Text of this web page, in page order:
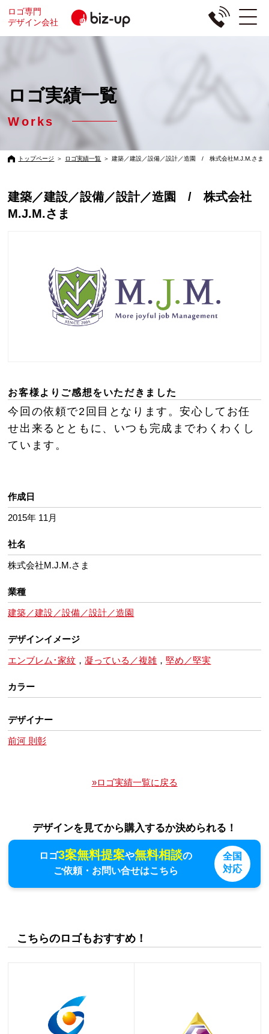
ロゴ専門
デザイン会社
ロゴ実績一覧
Works
トップページ ＞ ロゴ実績一覧 ＞ 建築／建設／設備／設計／造園 / 株式会社M.J.M.さま
建築／建設／設備／設計／造園 / 株式会社
M.J.M.さま
お客様よりご感想をいただきました
今回の依頼で2回目となります。安心してお任
せ出来るとともに、いつも完成までわくわくし
ています。
作成日
2015年 11月
社名
株式会社M.J.M.さま
業種
建築／建設／設備／設計／造園
デザインイメージ
エンブレム･家紋 ，凝っている／複雑 ，堅め／堅実
カラー
デザイナー
前河 則彰
»ロゴ実績一覧に戻る
デザインを見てから購入するか決められる！
ロゴ3案無料提案や無料相談の
ご依頼・お問い合せはこちら
全国
対応
こちらのロゴもおすすめ！